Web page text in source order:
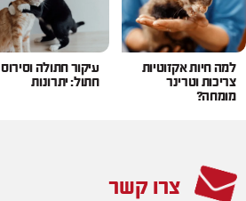
למה חיות אקזוטיות
צריכות וטרינר
מומחה?
עיקור חתולה וסירוס
חתול: יתרונות
צרו קשר